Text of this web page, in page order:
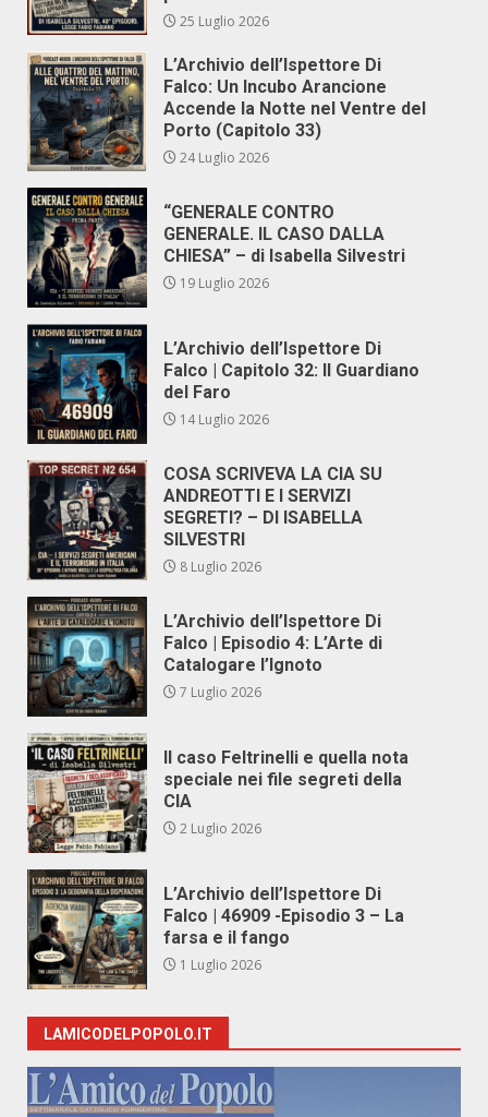
25 Luglio 2026
L’Archivio dell’Ispettore Di
Falco: Un Incubo Arancione
Accende la Notte nel Ventre del
Porto (Capitolo 33)
24 Luglio 2026
“GENERALE CONTRO
GENERALE. IL CASO DALLA
CHIESA” – di Isabella Silvestri
19 Luglio 2026
L’Archivio dell’Ispettore Di
Falco | Capitolo 32: Il Guardiano
del Faro
14 Luglio 2026
COSA SCRIVEVA LA CIA SU
ANDREOTTI E I SERVIZI
SEGRETI? – DI ISABELLA
SILVESTRI
8 Luglio 2026
L’Archivio dell’Ispettore Di
Falco | Episodio 4: L’Arte di
Catalogare l’Ignoto
7 Luglio 2026
Il caso Feltrinelli e quella nota
speciale nei file segreti della
CIA
2 Luglio 2026
L’Archivio dell’Ispettore Di
Falco | 46909 -Episodio 3 – La
farsa e il fango
1 Luglio 2026
LAMICODELPOPOLO.IT